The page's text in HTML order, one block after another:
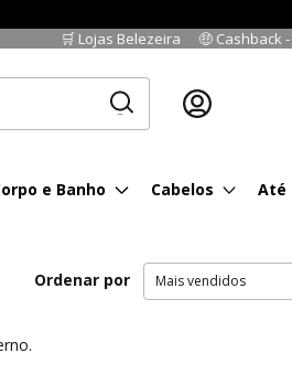
🛒 Lojas Belezeira 🤑 Cashback
e Banho Cabelos Até
Ordenar por